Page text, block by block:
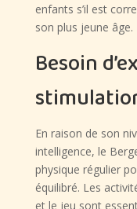
enfants s’il est
son plus jeune âge.
Besoin
En raison de son
intelligence, le
physique régulier
équilibré. Les
et le jeu sont